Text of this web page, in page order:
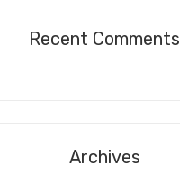
Recent Comments
Archives